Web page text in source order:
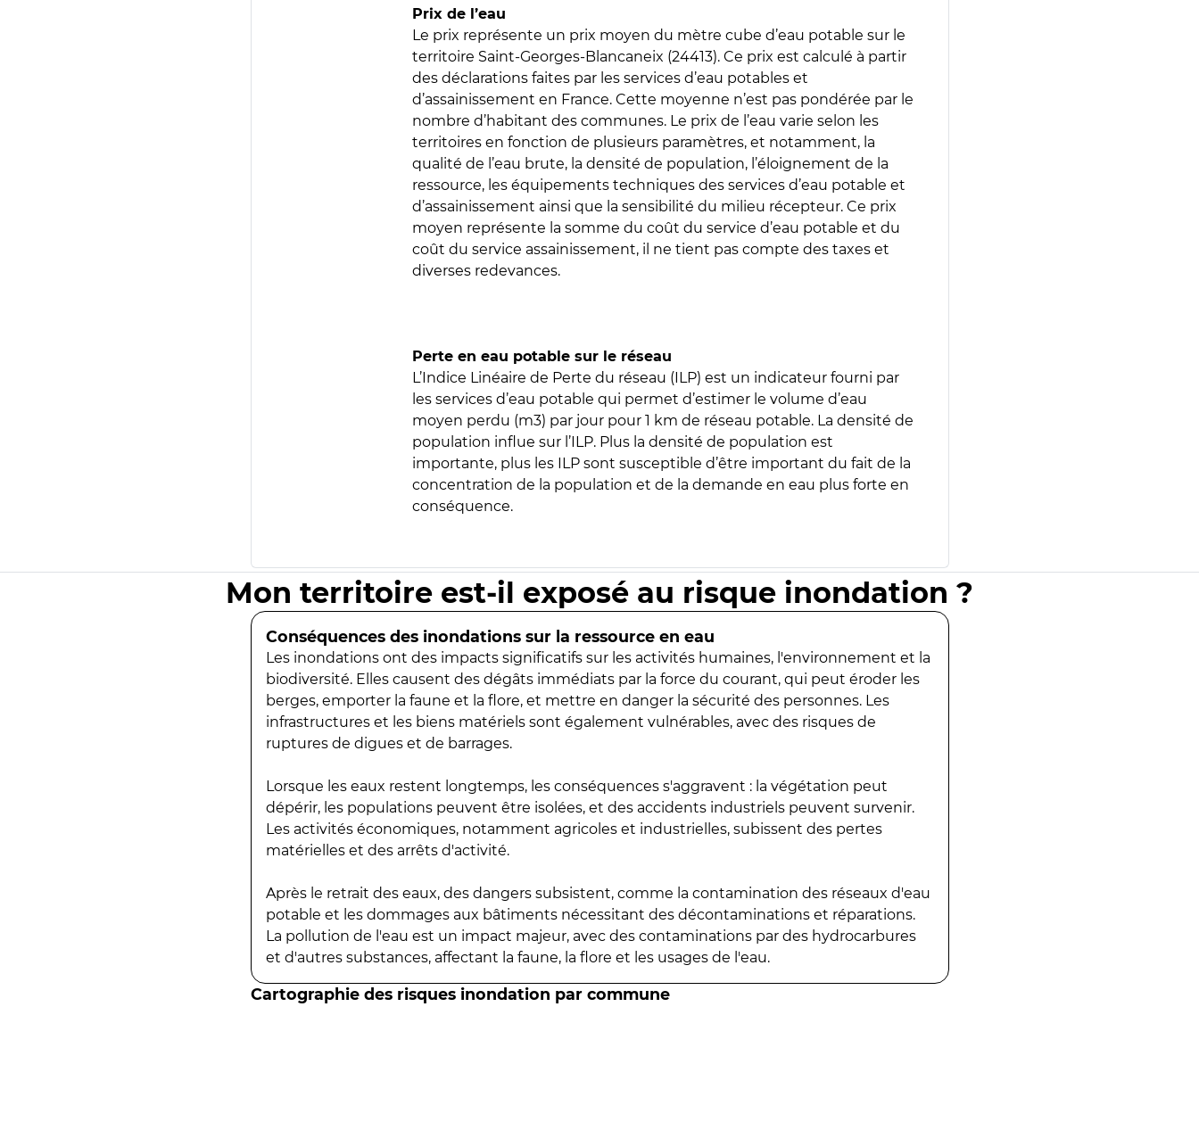
Prix de l’eau
Le prix représente un prix moyen du mètre cube d’eau potable sur le
territoire Saint-Georges-Blancaneix (24413). Ce prix est calculé à partir
des déclarations faites par les services d’eau potables et
d’assainissement en France. Cette moyenne n’est pas pondérée par le
nombre d’habitant des communes. Le prix de l’eau varie selon les
territoires en fonction de plusieurs paramètres, et notamment, la
qualité de l’eau brute, la densité de population, l’éloignement de la
ressource, les équipements techniques des services d’eau potable et
d’assainissement ainsi que la sensibilité du milieu récepteur. Ce prix
moyen représente la somme du coût du service d’eau potable et du
coût du service assainissement, il ne tient pas compte des taxes et
diverses redevances.
Perte en eau potable sur le réseau
L’Indice Linéaire de Perte du réseau (ILP) est un indicateur fourni par
les services d’eau potable qui permet d’estimer le volume d’eau
moyen perdu (m3) par jour pour 1 km de réseau potable. La densité de
population influe sur l’ILP. Plus la densité de population est
importante, plus les ILP sont susceptible d’être important du fait de la
concentration de la population et de la demande en eau plus forte en
conséquence.
Mon territoire est-il exposé au risque inondation ?
Conséquences des inondations sur la ressource en eau
Les inondations ont des impacts significatifs sur les activités humaines, l'environnement et la
biodiversité. Elles causent des dégâts immédiats par la force du courant, qui peut éroder les
berges, emporter la faune et la flore, et mettre en danger la sécurité des personnes. Les
infrastructures et les biens matériels sont également vulnérables, avec des risques de
ruptures de digues et de barrages.
Lorsque les eaux restent longtemps, les conséquences s'aggravent : la végétation peut
dépérir, les populations peuvent être isolées, et des accidents industriels peuvent survenir.
Les activités économiques, notamment agricoles et industrielles, subissent des pertes
matérielles et des arrêts d'activité.
Après le retrait des eaux, des dangers subsistent, comme la contamination des réseaux d'eau
potable et les dommages aux bâtiments nécessitant des décontaminations et réparations.
La pollution de l'eau est un impact majeur, avec des contaminations par des hydrocarbures
et d'autres substances, affectant la faune, la flore et les usages de l'eau.
Cartographie des risques inondation par commune